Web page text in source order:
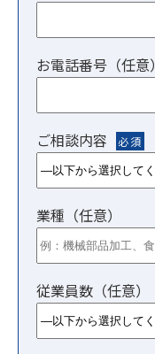
お電話番号（任意）
ご相談内容 必須
業種（任意）
従業員数（任意）